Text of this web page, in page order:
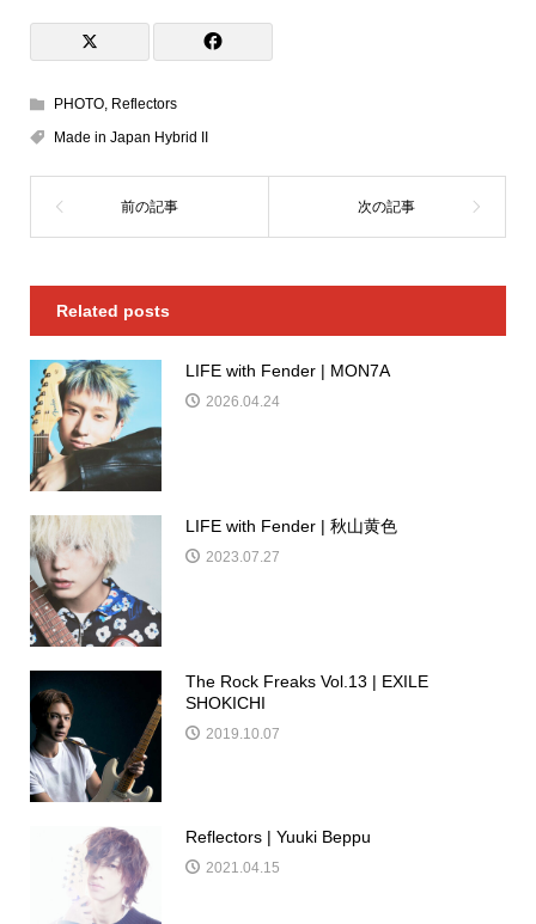
PHOTO, Reflectors
Made in Japan Hybrid II
Related posts
LIFE with Fender | MON7A
2026.04.24
LIFE with Fender | 秋山黄色
2023.07.27
The Rock Freaks Vol.13 | EXILE
SHOKICHI
2019.10.07
Reflectors | Yuuki Beppu
2021.04.15